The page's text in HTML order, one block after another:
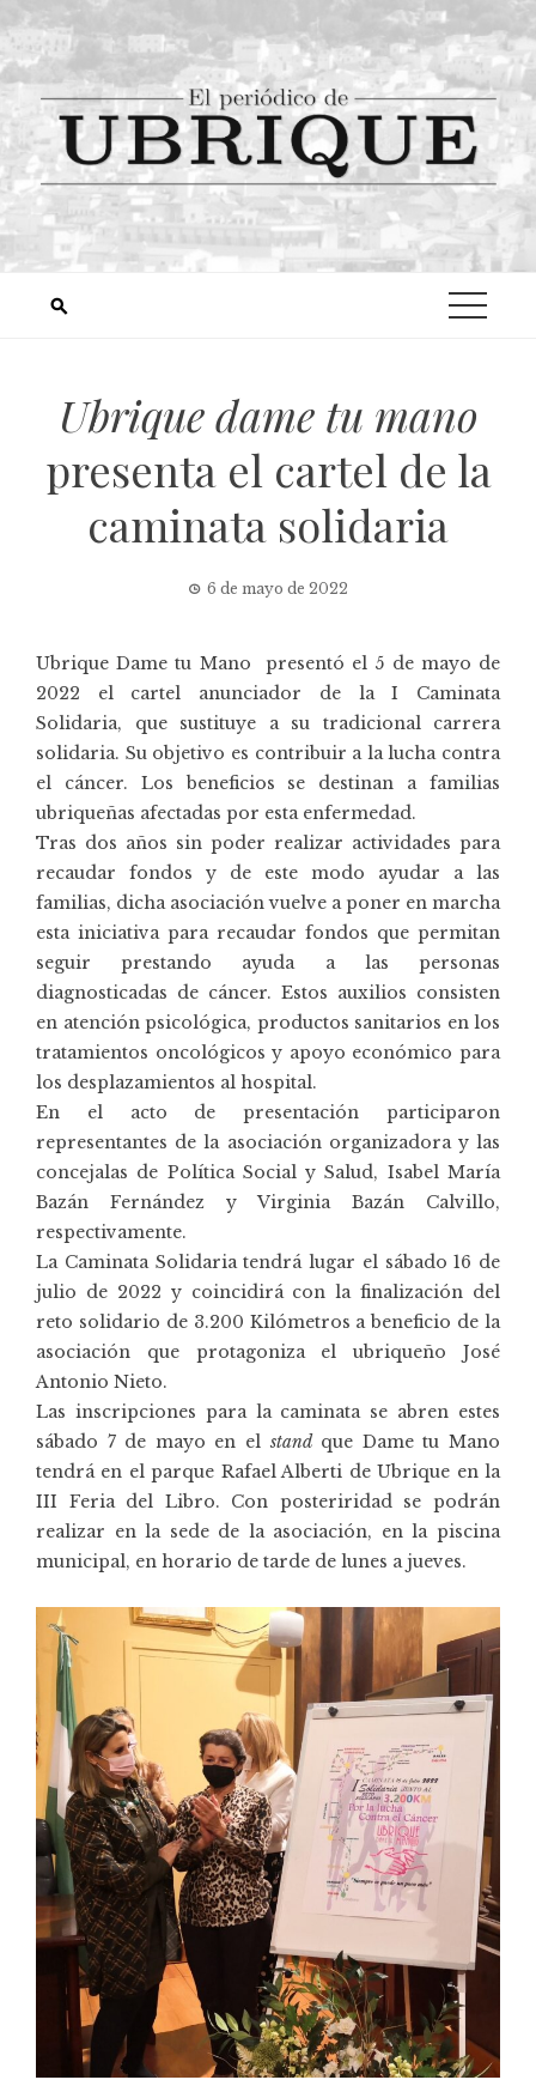
Ubrique dame tu mano
presenta el cartel de la
caminata solidaria
6 de mayo de 2022
Ubrique Dame tu Mano presentó el 5 de mayo de
2022 el cartel anunciador de la I Caminata
Solidaria, que sustituye a su tradicional carrera
solidaria. Su objetivo es contribuir a la lucha contra
el cáncer. Los beneficios se destinan a familias
ubriqueñas afectadas por esta enfermedad.
Tras dos años sin poder realizar actividades para
recaudar fondos y de este modo ayudar a las
familias, dicha asociación vuelve a poner en marcha
esta iniciativa para recaudar fondos que permitan
seguir prestando ayuda a las personas
diagnosticadas de cáncer. Estos auxilios consisten
en atención psicológica, productos sanitarios en los
tratamientos oncológicos y apoyo económico para
los desplazamientos al hospital.
En el acto de presentación participaron
representantes de la asociación organizadora y las
concejalas de Política Social y Salud, Isabel María
Bazán Fernández y Virginia Bazán Calvillo,
respectivamente.
La Caminata Solidaria tendrá lugar el sábado 16 de
julio de 2022 y coincidirá con la finalización del
reto solidario de 3.200 Kilómetros a beneficio de la
asociación que protagoniza el ubriqueño José
Antonio Nieto.
Las inscripciones para la caminata se abren estes
sábado 7 de mayo en el standque Dame tu Mano
tendrá en el parque Rafael Alberti de Ubrique en la
III Feria del Libro. Con posteriridad se podrán
realizar en la sede de la asociación, en la piscina
municipal, en horario de tarde de lunes a jueves.